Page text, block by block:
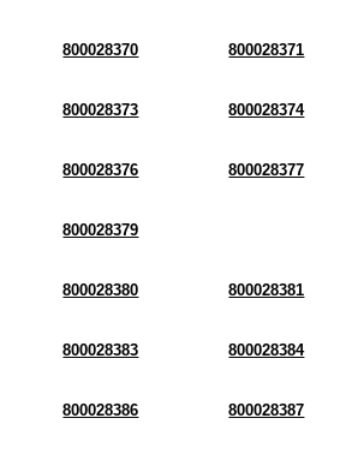
800028370 800028371
800028373 800028374
800028376 800028377
800028379
800028380 800028381
800028383 800028384
800028386 800028387